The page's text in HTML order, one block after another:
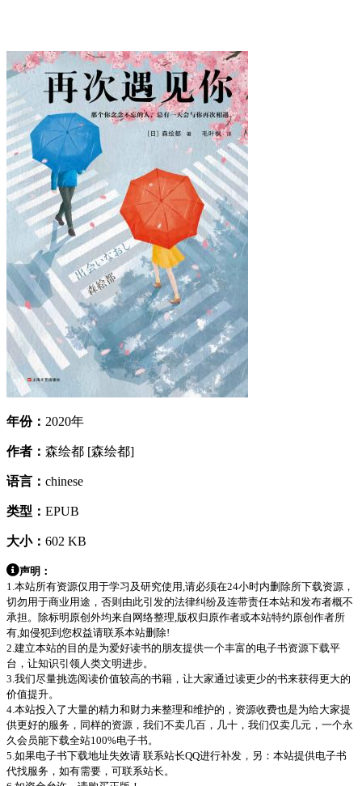
年份： 2020年
作者： 森绘都 [森绘都]
语言： chinese
类型： EPUB
大小： 602 KB
声明：
1.本站所有资源仅用于学习及研究使用,请必须在24小时内删除所下载资源，
切勿用于商业用途，否则由此引发的法律纠纷及连带责任本站和发布者概不
承担。除标明原创外均来自网络整理,版权归原作者或本站特约原创作者所
有,如侵犯到您权益请联系本站删除!
2.建立本站的目的是为爱好读书的朋友提供一个丰富的电子书资源下载平
台，让知识引领人类文明进步。
3.我们尽量挑选阅读价值较高的书籍，让大家通过读更少的书来获得更大的
价值提升。
4.本站投入了大量的精力和财力来整理和维护的，资源收费也是为给大家提
供更好的服务，同样的资源，我们不卖几百，几十，我们仅卖几元，一个永
久会员能下载全站100%电子书。
5.如果电子书下载地址失效请 联系站长QQ进行补发，另：本站提供电子书
代找服务，如有需要，可联系站长。